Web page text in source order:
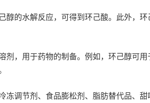
的水解反应，可得到环己酸。此外，
剂，用于药物的制备。例如，环己醇可
冻调节剂、食品膨松剂、脂肪替代品、